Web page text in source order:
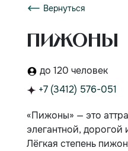
Вернуться
Пижоны
до 120 человек
+7 (3412) 576-051
«Пижоны» — это
элегантной, дорогой
Лёгкая степень